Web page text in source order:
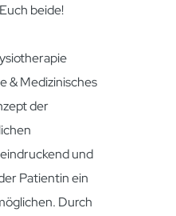
beide!
& Medizinisches
der
und
Patientin ein
Durch